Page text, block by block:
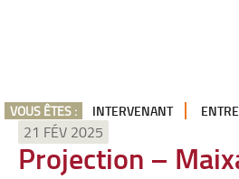
VOUS ÊTES : INTERVENANT
21 FÉV 2025
Projection –